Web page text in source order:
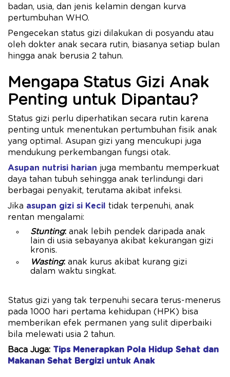
badan, usia, dan jenis kelamin dengan kurva
pertumbuhan WHO.
Pengecekan status gizi dilakukan di posyandu atau
oleh dokter anak secara rutin, biasanya setiap bulan
hingga anak berusia 2 tahun.
Mengapa Status Gizi Anak
Penting untuk Dipantau?
Status gizi perlu diperhatikan secara rutin karena
penting untuk menentukan pertumbuhan fisik anak
yang optimal. Asupan gizi yang mencukupi juga
mendukung perkembangan fungsi otak.
Asupan nutrisi harian juga membantu memperkuat
daya tahan tubuh sehingga anak terlindungi dari
berbagai penyakit, terutama akibat infeksi.
Jika asupan gizi si Kecil
tidak terpenuhi, anak
rentan mengalami:
Stunting: anak lebih pendek daripada anak
lain di usia sebayanya akibat kekurangan gizi
kronis.
Wasting: anak kurus akibat kurang gizi
dalam waktu singkat.
Status gizi yang tak terpenuhi secara terus-menerus
pada 1000 hari pertama kehidupan (HPK) bisa
memberikan efek permanen yang sulit diperbaiki
bila melewati usia 2 tahun.
Baca Juga: Tips Menerapkan Pola Hidup Sehat dan
Makanan Sehat Bergizi untuk Anak